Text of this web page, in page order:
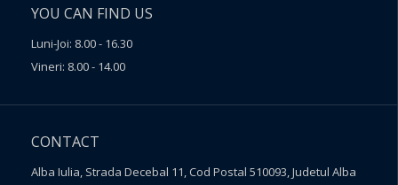
YOU CAN FIND US
Luni-Joi: 8.00 - 16.30
Vineri: 8.00 - 14.00
CONTACT
Alba Iulia, Strada Decebal 11, Cod Postal 510093, Judetul Alba